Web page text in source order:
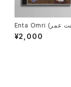
Enta Omri (أنت عمر
ي) [SC-005]
¥2,000